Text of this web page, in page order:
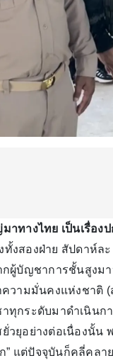
ทางไทย เป็นเรื่อง
ทั้งสองฝ่าย สัปดาห์ล
ผู้บัญชาการชั้นสูงม
วามมั่นคงแห่งชาติ
ทุกระดับมาดำเนินก
ยุอย่างต่อเนื่องนั้น
” แต่ปัจจุบันก็คลี่คลา